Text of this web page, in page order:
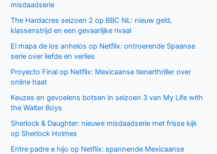
misdaadserie
The Hardacres seizoen 2 op BBC NL: nieuw geld,
klassenstrijd en een gevaarlijke rivaal
El mapa de los anhelos op Netflix: ontroerende Spaanse
serie over liefde en verlies
Proyecto Final op Netflix: Mexicaanse tienerthriller over
online haat
Keuzes en gevoelens botsen in seizoen 3 van My Life with
the Walter Boys
Sherlock & Daughter: nieuwe misdaadserie met frisse kijk
op Sherlock Holmes
Entre padre e hijo op Netflix: spannende Mexicaanse